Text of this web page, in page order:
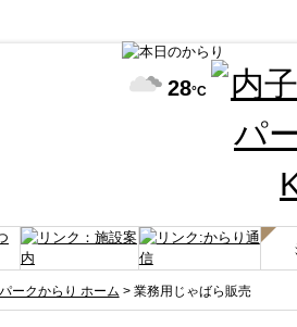
28°C
ークからり ホーム > 業務用じゃばら販売